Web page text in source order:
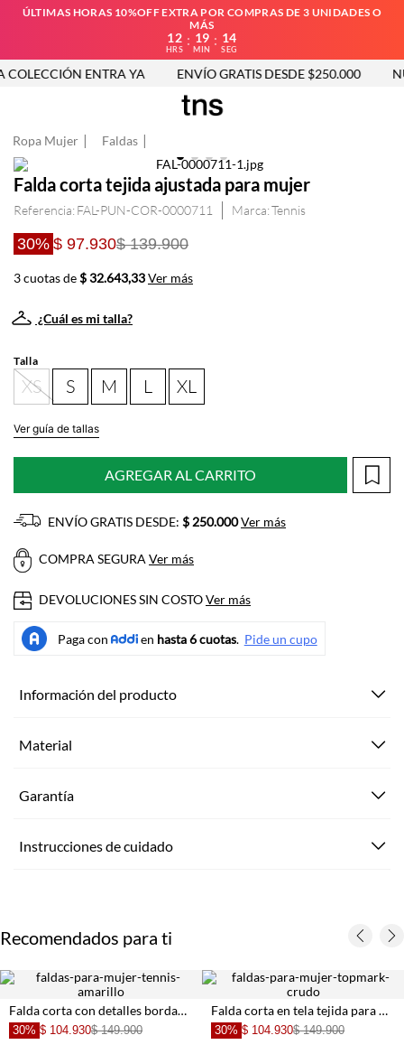
ÚLTIMAS HORAS 10%OFF EXTRA POR COMPRAS DE 3 UNIDADES O
MÁS
12
HRS
: 19
MIN
: 14
SEG
ENTRA YA ENVÍO GRATIS DESDE $250.000
Ropa Mujer Faldas
Falda corta tejida ajustada para mujer
Referencia: FAL-PUN-COR-0000711 Tennis
30% $ 97.930$ 139.900
3 cuotas de$ 32.643,33Ver más
¿Cuál es mi talla?
Talla
XS S M L XL
Ver guía de tallas
AGREGAR AL CARRITO
ENVÍO GRATIS DESDE: $ 250.000Ver más
COMPRA SEGURA Ver más
DEVOLUCIONES SIN COSTOVer más
Información del producto
Material
Garantía
Instrucciones de cuidado
Recomendados para ti
Falda corta con detalles bordados amarilla para mujer
30% $ 104.930$ 149.900
Falda corta en tela tejida para mujer
30% $ 104.930$ 149.900